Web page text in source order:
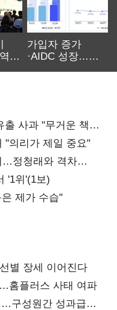
대
가입자 증가
·AIDC 성장…
출 사과 "무거운 책임
"의리가 제일 중요"
…정청래와 격차
'1위'(1보)
제가 수습"
별 장세 이어진다
홈플러스 사태 여파
…구성원간 성과급